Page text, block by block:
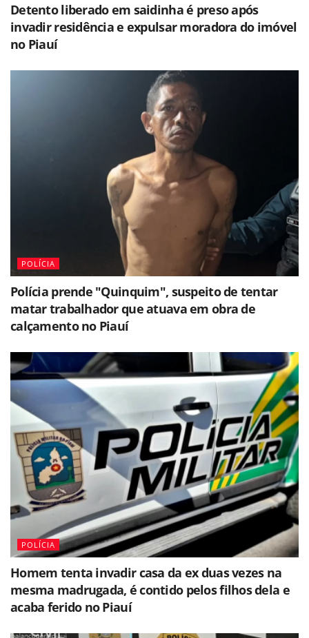
Detento liberado em saidinha é preso após
invadir residência e expulsar moradora do imóvel
no Piauí
POLÍCIA
Polícia prende "Quinquim", suspeito de tentar
matar trabalhador que atuava em obra de
calçamento no Piauí
POLÍCIA
Homem tenta invadir casa da ex duas vezes na
mesma madrugada, é contido pelos filhos dela e
acaba ferido no Piauí